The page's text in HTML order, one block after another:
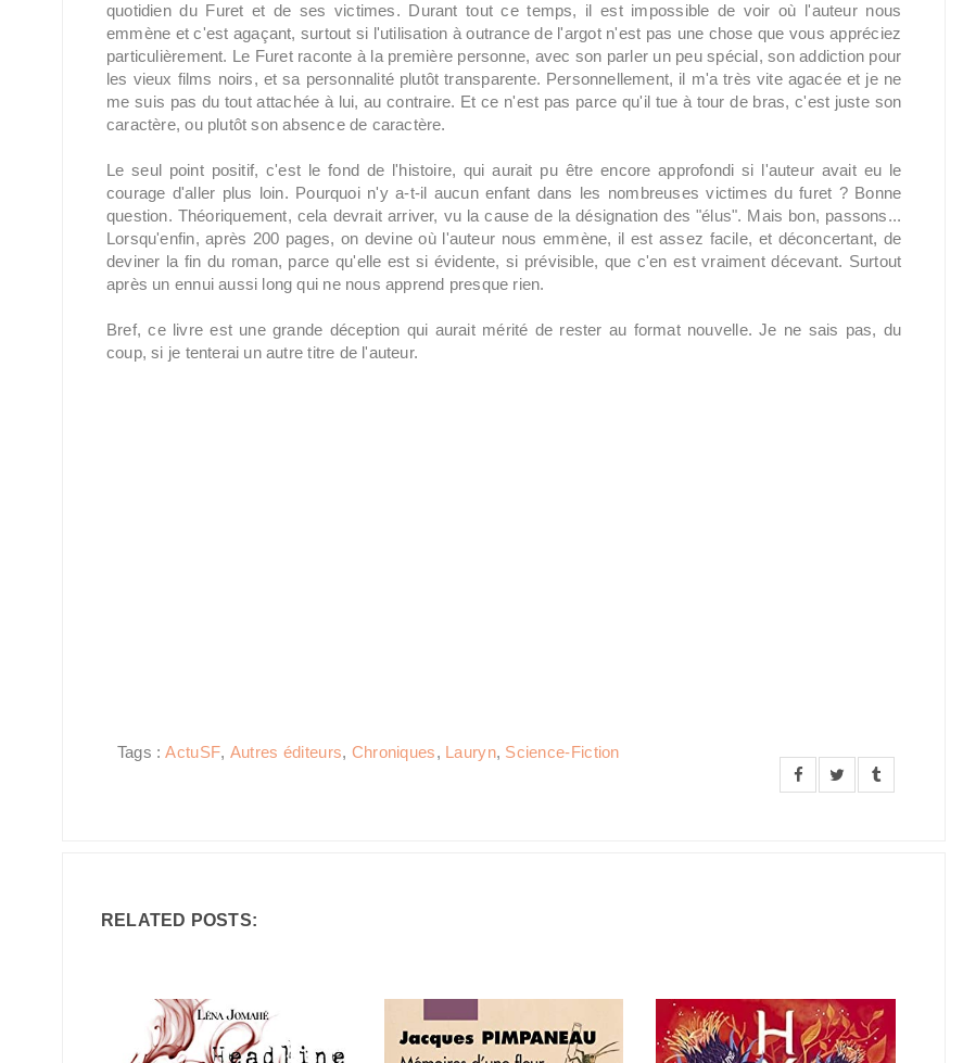
quotidien du Furet et de ses victimes. Durant tout ce temps, il est impossible de voir où l'auteur nous
emmène et c'est agaçant, surtout si l'utilisation à outrance de l'argot n'est pas une chose que vous appréciez
particulièrement. Le Furet raconte à la première personne, avec son parler un peu spécial, son addiction pour
les vieux films noirs, et sa personnalité plutôt transparente. Personnellement, il m'a très vite agacée et je ne
me suis pas du tout attachée à lui, au contraire. Et ce n'est pas parce qu'il tue à tour de bras, c'est juste son
caractère, ou plutôt son absence de caractère.
Le seul point positif, c'est le fond de l'histoire, qui aurait pu être encore approfondi si l'auteur avait eu le
courage d'aller plus loin. Pourquoi n'y a-t-il aucun enfant dans les nombreuses victimes du furet ? Bonne
question. Théoriquement, cela devrait arriver, vu la cause de la désignation des "élus". Mais bon, passons...
Lorsqu'enfin, après 200 pages, on devine où l'auteur nous emmène, il est assez facile, et déconcertant, de
deviner la fin du roman, parce qu'elle est si évidente, si prévisible, que c'en est vraiment décevant. Surtout
après un ennui aussi long qui ne nous apprend presque rien.
Bref, ce livre est une grande déception qui aurait mérité de rester au format nouvelle. Je ne sais pas, du
coup, si je tenterai un autre titre de l'auteur.
Tags :ActuSF, Autres éditeurs, Chroniques, Lauryn, Science-Fiction
RELATED POSTS: